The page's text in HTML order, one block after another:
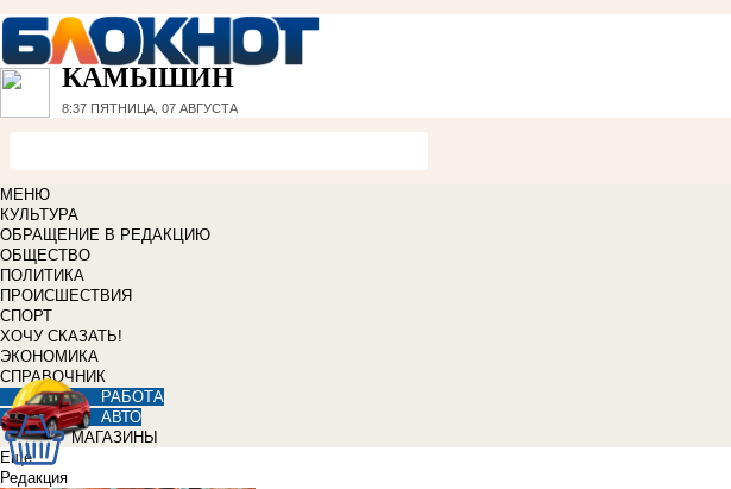
КАМЫШИН
8:37 ПЯТНИЦА, 07 АВГУСТА
МЕНЮ
КУЛЬТУРА
ОБРАЩЕНИЕ В РЕДАКЦИЮ
ОБЩЕСТВО
ПОЛИТИКА
ПРОИСШЕСТВИЯ
СПОРТ
ХОЧУ СКАЗАТЬ!
ЭКОНОМИКА
СПРАВОЧНИК
РАБОТА
АВТО
МАГАЗИНЫ
Еще
Редакция